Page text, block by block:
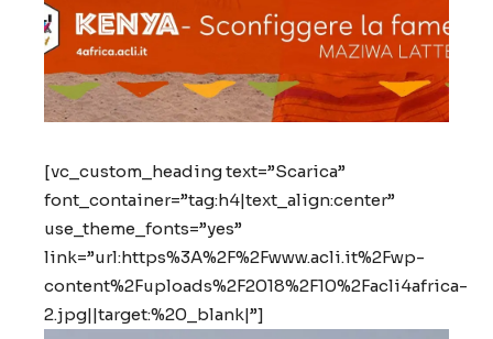
[vc_custom_heading text=”Scarica”
font_container=”tag:h4|text_align:center”
use_theme_fonts=”yes”
link=”url:https%3A%2F%2Fwww.acli.it%2Fwp-
content%2Fuploads%2F2018%2F10%2Facli4africa-
2.jpg||target:%20_blank|”]